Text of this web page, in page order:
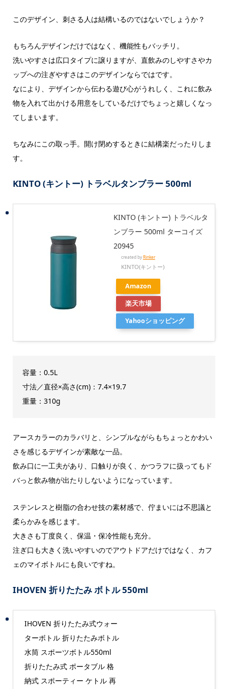
このデザイン、刺さる人は結構いるのではないでしょうか？
もちろんデザインだけではなく、機能性もバッチリ。
洗いやすさは広口タイプに譲りますが、直飲みのしやすさやカ
ップへの注ぎやすさはこのデザインならではです。
なにより、デザインから伝わる遊び心がうれしく、これに飲み
物を入れて出かける用意をしているだけでちょっと嬉しくなっ
てしまいます。
ちなみにこの取っ手。開け閉めするときに結構楽だったりしま
す。
KINTO (キントー) トラベルタンブラー 500ml
KINTO (キントー) トラベルタ
ンブラー 500ml ターコイズ
20945
created byRinker
KINTO(キントー)
Amazon
楽天市場
Yahooショッピング
容量：0.5L
寸法／直径×高さ(cm)：7.4×19.7
重量：310g
アースカラーのカラバリと、シンプルながらもちょっとかわい
さを感じるデザインが素敵な一品。
飲み口に一工夫があり、口触りが良く、かつラフに扱ってもド
バっと飲み物が出たりしないようになっています。
ステンレスと樹脂の合わせ技の素材感で、佇まいには不思議と
柔らかみを感じます。
大きさも丁度良く、保温・保冷性能も充分。
注ぎ口も大きく洗いやすいのでアウトドアだけではなく、カフ
ェのマイボトルにも良いですね。
IHOVEN 折りたたみ ボトル 550ml
IHOVEN 折りたたみ式ウォー
ターボトル 折りたたみボトル
水筒 スポーツボトル550ml
折りたたみ式 ポータブル 格
納式 スポーティー ケトル 再